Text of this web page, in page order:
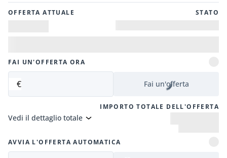
OFFERTA ATTUALE STATO
FAI UN'OFFERTA ORA
€ Fai un'offerta
IMPORTO TOTALE DELL'OFFERTA
Vedi il dettaglio totale
AVVIA L'OFFERTA AUTOMATICA